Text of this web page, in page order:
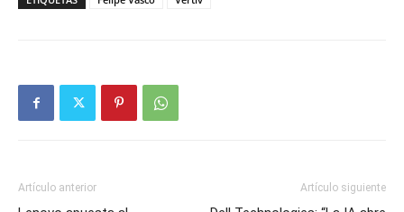
Artículo anterior Artículo siguiente